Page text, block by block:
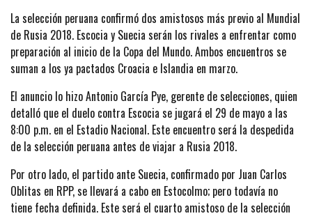
La selección peruana confirmó dos amistosos más previo al Mundial
de Rusia 2018. Escocia y Suecia serán los rivales a enfrentar como
preparación al inicio de la Copa del Mundo. Ambos encuentros se
suman a los ya pactados Croacia e Islandia en marzo.
El anuncio lo hizo Antonio García Pye, gerente de selecciones, quien
detalló que el duelo contra Escocia se jugará el 29 de mayo a las
8:00 p.m. en el Estadio Nacional. Este encuentro será la despedida
de la selección peruana antes de viajar a Rusia 2018.
Por otro lado, el partido ante Suecia, confirmado por Juan Carlos
Oblitas en RPP, se llevará a cabo en Estocolmo; pero todavía no
tiene fecha definida. Este será el cuarto amistoso de la selección